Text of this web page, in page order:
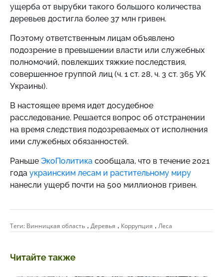
ущерба от вырубки такого большого количества
деревьев достигла более 37 млн ​​гривен.
Поэтому ответственным лицам объявлено
подозрение в превышении власти или служебных
полномочий, повлекших тяжкие последствия,
совершенное группой лиц (ч. 1 ст. 28, ч. 3 ст. 365 УК
Украины).
В настоящее время идет досудебное
расследование. Решается вопрос об отстранении
на время следствия подозреваемых от исполнения
ими служебных обязанностей.
Раньше ЭкоПолитика сообщала, что в течение 2021
года украинским лесам и растительному миру
нанесли ущерб почти на 500 миллионов гривен.
Теги: Винницкая область , Деревья , Коррупция , Леса
Читайте также